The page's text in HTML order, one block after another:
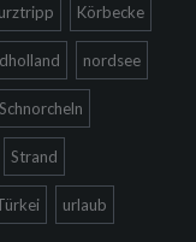
Körbecke
nordsee
Schnorcheln
Strand
urlaub